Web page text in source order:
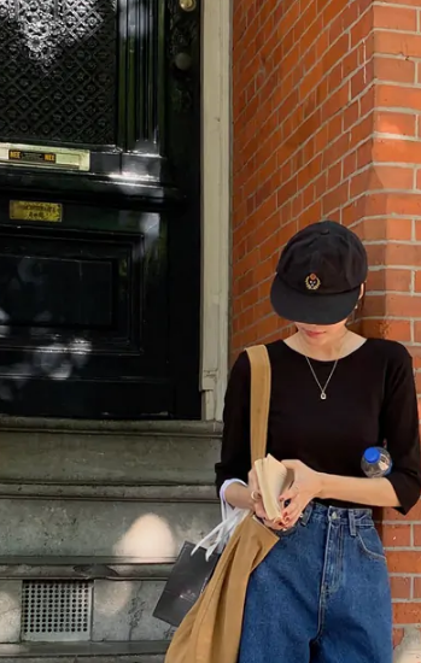
Một cuộc hôn nhân tan vỡ, 3
mảnh đất và bản án vì lẽ công
bằng